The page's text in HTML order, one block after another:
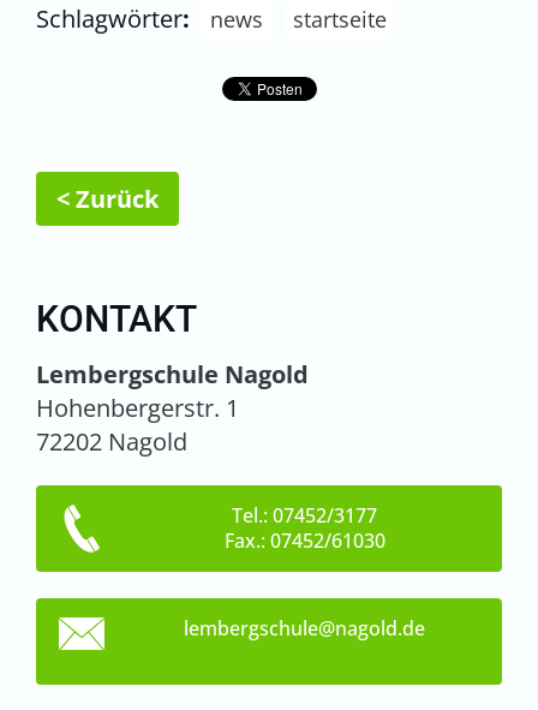
Schlagwörter: news startseite
< Zurück
KONTAKT
Lembergschule Nagold
Hohenbergerstr. 1
72202 Nagold
Tel.: 07452/3177
Fax.: 07452/61030
lembergschule@nagold.de